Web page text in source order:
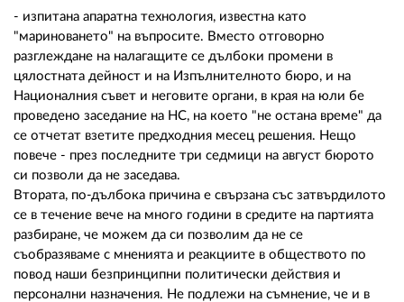
- изпитана апаратна технология, известна като
"мариноването" на въпросите. Вместо отговорно
разглеждане на налагащите се дълбоки промени в
цялостната дейност и на Изпълнителното бюро, и на
Националния съвет и неговите органи, в края на юли бе
проведено заседание на НС, на което "не остана време" да
се отчетат взетите предходния месец решения. Нещо
повече - през последните три седмици на август бюрото
си позволи да не заседава.
Втората, по-дълбока причина е свързана със затвърдилото
се в течение вече на много години в средите на партията
разбиране, че можем да си позволим да не се
съобразяваме с мненията и реакциите в обществото по
повод наши безпринципни политически действия и
персонални назначения. Не подлежи на съмнение, че и в